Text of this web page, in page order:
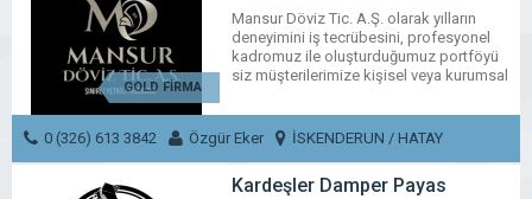
GOLD FİRMA
Mansur Döviz Tic. A.Ş. olarak yılların
deneyimini iş tecrübesini, profesyonel
kadromuz ile oluşturduğumuz portföyü
siz müşterilerimize kişisel veya kurumsal
edinip her geçen gün bu ilkeler ile
büyümeyi istikrarla birleştirerek
hizmetlerimize devam etmenin
mutluluğunu sizler ile birlikte yaşıyoruz.
0 (326) 613 3842 Özgür Eker İSKENDERUN / HATAY
MESAJ GÖNDER
Kardeşler Damper Payas